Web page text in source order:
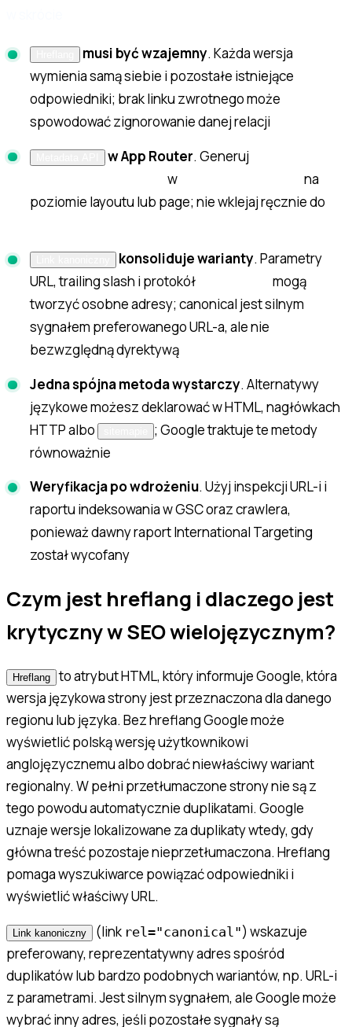
musi być wzajemny. Każda wersja
wymienia samą siebie i pozostałe istniejące
odpowiedniki; brak linku zwrotnego może
spowodować zignorowanie danej relacji
w App Router. Generuj
w
na
poziomie layoutu lub page; nie wklejaj ręcznie do
konsoliduje warianty. Parametry
URL, trailing slash i protokół
mogą
tworzyć osobne adresy; canonical jest silnym
sygnałem preferowanego URL-a, ale nie
bezwzględną dyrektywą
Jedna spójna metoda wystarczy. Alternatywy
językowe możesz deklarować w HTML, nagłówkach
HTTP albo
; Google traktuje te metody
równoważnie
Weryfikacja po wdrożeniu. Użyj inspekcji URL-i i
raportu indeksowania w GSC oraz crawlera,
ponieważ dawny raport International Targeting
został wycofany
Czym jest hreflang i dlaczego jest
krytyczny w SEO wielojęzycznym?
Hreflang
to atrybut HTML, który informuje Google, która
wersja językowa strony jest przeznaczona dla danego
regionu lub języka. Bez hreflang Google może
wyświetlić polską wersję użytkownikowi
anglojęzycznemu albo dobrać niewłaściwy wariant
regionalny. W pełni przetłumaczone strony nie są z
tego powodu automatycznie duplikatami. Google
uznaje wersje lokalizowane za duplikaty wtedy, gdy
główna treść pozostaje nieprzetłumaczona. Hreflang
pomaga wyszukiwarce powiązać odpowiedniki i
wyświetlić właściwy URL.
Link kanoniczny (link rel="canonical") wskazuje
preferowany, reprezentatywny adres spośród
duplikatów lub bardzo podobnych wariantów, np. URL-i
z parametrami. Jest silnym sygnałem, ale Google może
wybrać inny adres, jeśli pozostałe sygnały są